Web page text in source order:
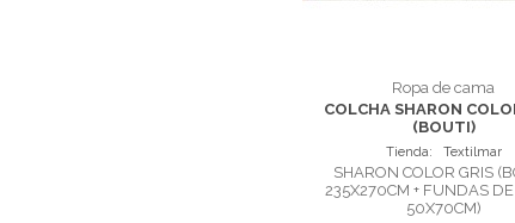
Ropa de cama
COLCHA SHARON
(BOUTI)
Tienda: Textilmar
SHARON COLOR GRIS
235X270CM + FUNDAS
50X70CM)